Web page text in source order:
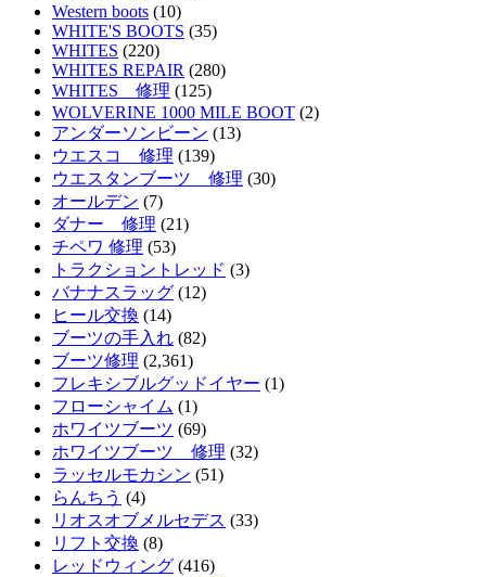
Western boots (10)
WHITE'S BOOTS (35)
WHITES (220)
WHITES REPAIR (280)
WHITES 修理 (125)
WOLVERINE 1000 MILE BOOT (2)
アンダーソンビーン (13)
ウエスコ 修理 (139)
ウエスタンブーツ 修理 (30)
オールデン (7)
ダナー 修理 (21)
チペワ 修理 (53)
トラクショントレッド (3)
バナナスラッグ (12)
ヒール交換 (14)
ブーツの手入れ (82)
ブーツ修理 (2,361)
フレキシブルグッドイヤー (1)
フローシャイム (1)
ホワイツブーツ (69)
ホワイツブーツ 修理 (32)
ラッセルモカシン (51)
らんちう (4)
リオスオブメルセデス (33)
リフト交換 (8)
レッドウィング (416)